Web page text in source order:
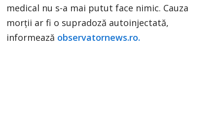
medical nu s-a mai putut face nimic. Cauza
morții ar fi o supradoză autoinjectată,
informează observatornews.ro.